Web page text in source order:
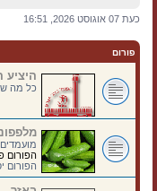
כעת 07 אוגוסט 2026, 16:51
פורום
היציע
כל מה
הפורום
הפורום